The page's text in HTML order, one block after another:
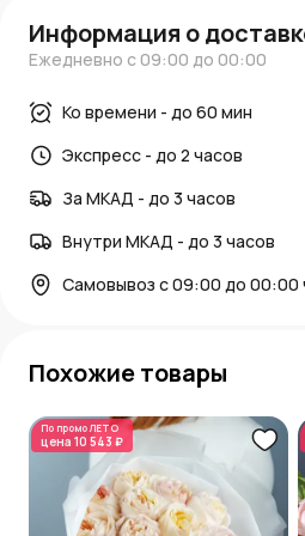
Информация о
Ежедневно с 09:00 до 00:00
Ко времени - до 60 мин
Экспресс - до 2 часов
За МКАД - до 3 часов
Внутри МКАД - до 3 часов
Самовывоз с 09:00 до 00:00
Похожие товары
По промоЛЕТО
цена 10 543 ₽